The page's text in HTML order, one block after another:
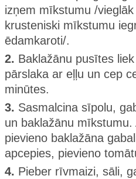
izņem mīkstumu /
krusteniski mīkstumu
ēdamkaroti/.
2. Baklažānu pusītes
pārslaka ar eļļu un cep
minūtes.
3. Sasmalcina sīpolu,
un baklažānu mīkstumu.
pievieno baklažāna
apcepies, pievieno
4. Pieber rīvmaizi, sāli,